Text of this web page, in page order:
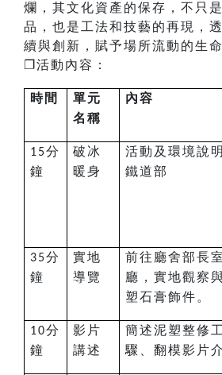
爛，其文化資產的保存，不只
品，也是工法和技藝的再現，
續與創新，賦予場所流動的生命
❐ 活動內容：
時間
單元
名稱
內容
15分
鐘
破冰
暖身
活動及環境說明
鐵道部
35分
鐘
實地
導覽
前往廳舍部長
廳，實地觀察
塑石膏飾件。
10分
鐘
影片
講述
簡述泥塑整修
驟、翻模影片